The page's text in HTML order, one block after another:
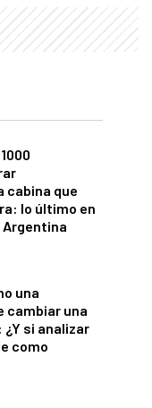
cabina que
lo último en
Argentina
una
cambiar una
si analizar
como